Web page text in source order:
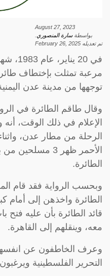
August 27, 2023
بواسطةسارة المنصوري
تم تعديله February 26, 2025
في 20
مرعبة تمثلت بإختطاف طائرة
توجهها من مدينة عدن
وقال طاقم الطائرة في
الرحلة من مطار عدن،
الأحمر ظهر 3
الطائرة.
وبحسب الرواية فقد قام
الطائرة واخذهن إلى أمام
قائد الطائرة بأن عليه فتح
معه، وينقلهم إلى القاهرة.
وعرف الخاطفون عن
التحرير الفلسطينية